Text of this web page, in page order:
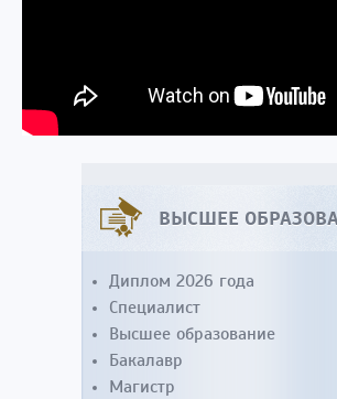
ВЫСШЕЕ
Диплом 2026 года
Специалист
Высшее образование
Бакалавр
Магистр